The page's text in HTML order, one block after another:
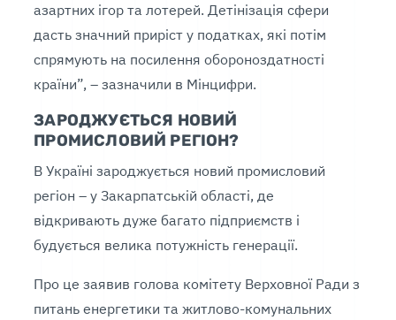
азартних ігор та лотерей. Детінізація сфери
дасть значний приріст у податках, які потім
спрямують на посилення обороноздатності
країни”, – зазначили в Мінцифри.
ЗАРОДЖУЄТЬСЯ НОВИЙ
ПРОМИСЛОВИЙ РЕГІОН?
В Україні зароджується новий промисловий
регіон – у Закарпатській області, де
відкривають дуже багато підприємств і
будується велика потужність генерації.
Про це заявив голова комітету Верховної Ради з
питань енергетики та житлово-комунальних